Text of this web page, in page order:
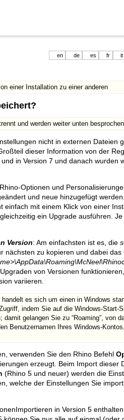
en de es fr it
einer Installation zu einer anderen
und werden weiter unten besprochen
nicht in externen Dateien
dieser Information von der
in Version 7 und danach wurden
Optionen und
und neue hinzugefügt
mit einem Klick von einer
ein Upgrade ausführen.
Version: Am einfachsten ist es, die
nächsten zu kopieren und dabei das
von Versionen
variieren.
es sich um einen in Windows
indem Sie auf die Windows-Start-
gelangen Sie zu “Roaming”, von
Benutzernamen Ihres Windows-
verwenden Sie den Rhino Befehl
erzeugt. Beim Import dieser
(Rhino 5 und neuer) werden die
welche der Einstellungen Sie
in Version 5